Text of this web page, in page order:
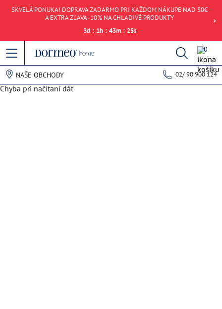
SKVELÁ PONUKA! DOPRAVA ZADARMO PRI KAŽDOM NÁKUPE NAD 50€
A EXTRA ZĽAVA -10% NA CHLADIVÉ PRODUKTY
3d : 1h : 43m : 24s
0
NAŠE OBCHODY 02/ 90 900 124
Chyba pri načítaní dát